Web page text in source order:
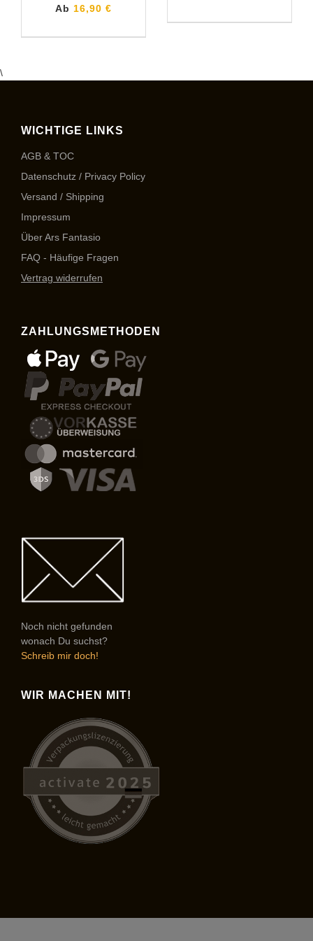
Ab 16,90 €
\
WICHTIGE LINKS
AGB & TOC
Datenschutz / Privacy Policy
Versand / Shipping
Impressum
Über Ars Fantasio
FAQ - Häufige Fragen
Vertrag widerrufen
ZAHLUNGSMETHODEN
Noch nicht gefunden
wonach Du suchst?
Schreib mir doch!
WIR MACHEN MIT!